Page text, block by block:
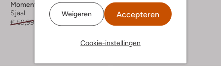
Weigeren Accepteren
Cookie-instellingen
Moment In May.
Sjaal
€ 59,99
€ 41,99
Liu Jo
Sjaal
€ 34,99
+ meer kleuren